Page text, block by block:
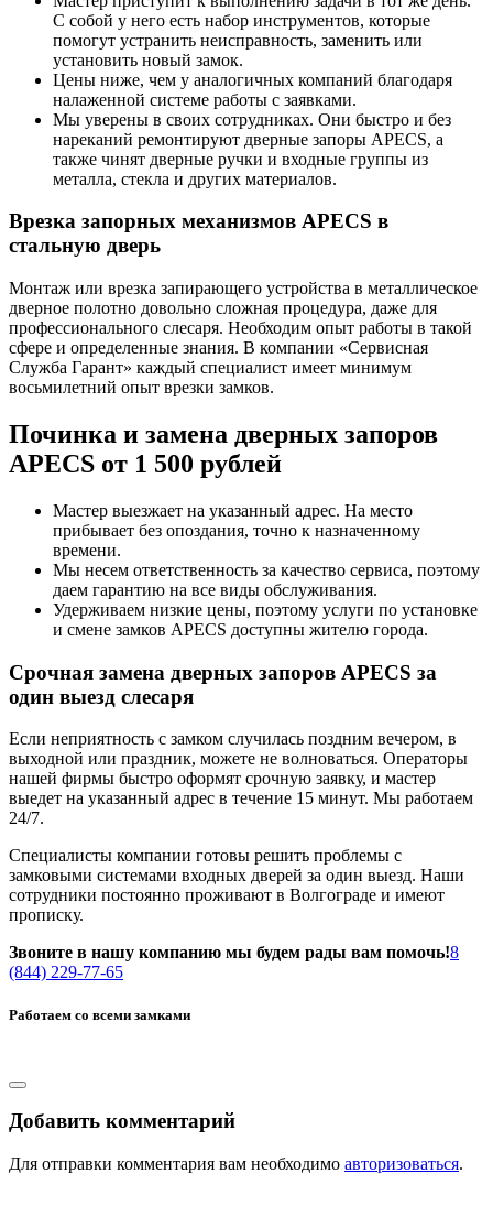
С собой у него есть набор инструментов, которые
помогут устранить неисправность, заменить или
установить новый замок.
Цены ниже, чем у аналогичных компаний благодаря
налаженной системе работы с заявками.
Мы уверены в своих сотрудниках. Они быстро и без
нареканий ремонтируют дверные запоры APECS, а
также чинят дверные ручки и входные группы из
металла, стекла и других материалов.
Врезка запорных механизмов APECS в
стальную дверь
Монтаж или врезка запирающего устройства в металлическое
дверное полотно довольно сложная процедура, даже для
профессионального слесаря. Необходим опыт работы в такой
сфере и определенные знания. В компании «Сервисная
Служба Гарант» каждый специалист имеет минимум
восьмилетний опыт врезки замков.
Починка и замена дверных запоров
APECS от 1 500 рублей
Мастер выезжает на указанный адрес. На место
прибывает без опоздания, точно к назначенному
времени.
Мы несем ответственность за качество сервиса, поэтому
даем гарантию на все виды обслуживания.
Удерживаем низкие цены, поэтому услуги по установке
и смене замков APECS доступны жителю города.
Срочная замена дверных запоров APECS за
один выезд слесаря
Если неприятность с замком случилась поздним вечером, в
выходной или праздник, можете не волноваться. Операторы
нашей фирмы быстро оформят срочную заявку, и мастер
выедет на указанный адрес в течение 15 минут. Мы работаем
24/7.
Специалисты компании готовы решить проблемы с
замковыми системами входных дверей за один выезд. Наши
сотрудники постоянно проживают в Волгограде и имеют
прописку.
Звоните в нашу компанию мы будем рады вам помочь!8
(844) 229-77-65
Работаем со всеми замками
Добавить комментарий
Для отправки комментария вам необходимо авторизоваться.